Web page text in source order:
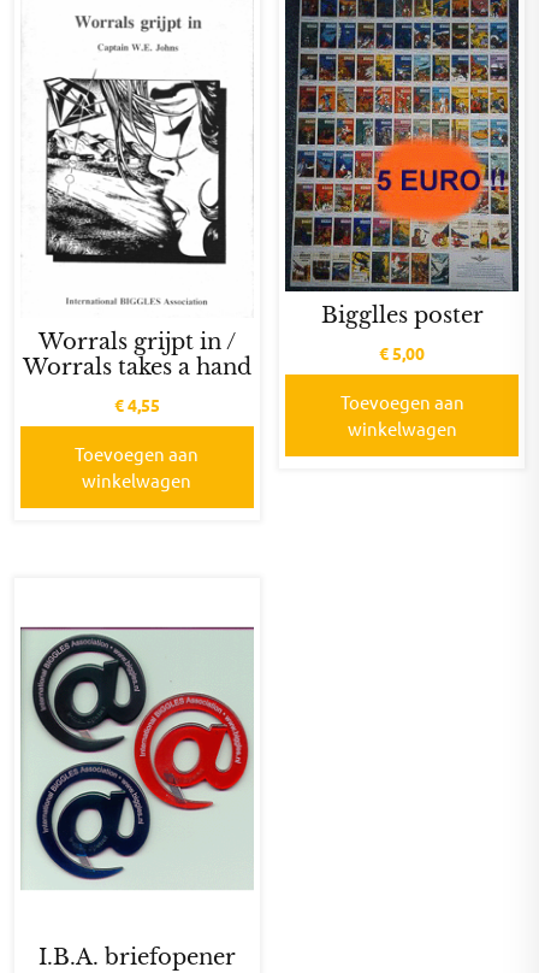
Worrals grijpt in /
Worrals takes a hand
€4,55
Toevoegen aan
winkelwagen
Bigglles poster
€ 5,00
Toevoegen aan
winkelwagen
I.B.A. briefopener